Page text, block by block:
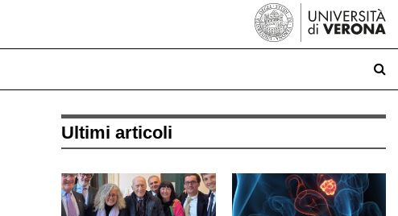
Ultimi articoli